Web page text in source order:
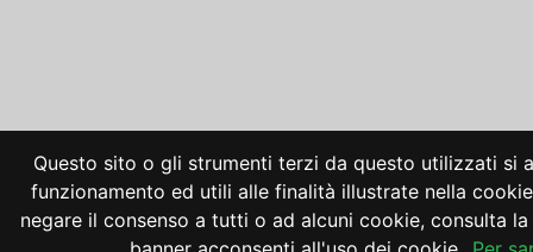
Questo sito o gli strumenti terzi da questo utilizzati si
funzionamento ed utili alle finalità illustrate nella
negare il consenso a tutti o ad alcuni cookie, consulta